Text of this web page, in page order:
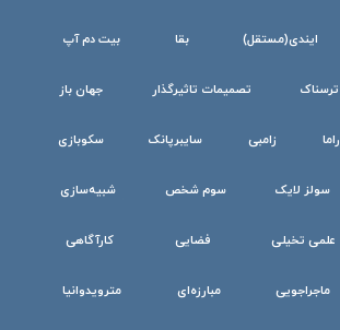
ایندی(مستقل) بقا بیت دم آپ
ترسناک تصمیمات تاثیرگذار جهان باز
زامبی سایبرپانک سکوبازی
سولز لایک سوم شخص شبیه‌سازی
علمی تخیلی فضایی کارآگاهی
ماجراجویی مبارزه‌ای مترویدوانیا